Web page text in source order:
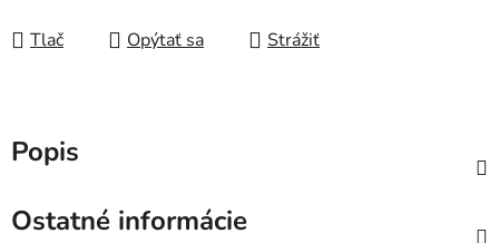
Tlač Opýtať sa Strážiť
Popis
Ostatné informácie